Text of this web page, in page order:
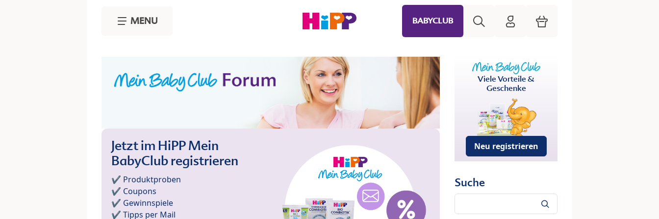
MENU BABYCLUB HiPP Mein Babyclub
Warenkorb
Jetzt im HiPP Mein
BabyClub registrieren
✔️ Produktproben
✔️ Coupons
✔️ Gewinnspiele
✔️ Tipps per Mail
Viele Vorteile &
Geschenke
Neu registrieren
Suche